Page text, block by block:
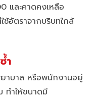
และคาดคงเหลือ
อัตราจากบริบทใกล้
ำ
าบาล หรือพนักงานอยู่
ทำให้ขนาดมี